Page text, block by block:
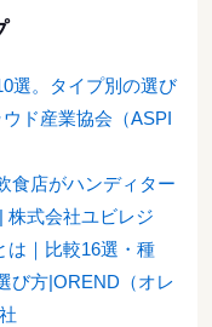
選。タイプ別の選び
ド産業協会（ASPI
食店がハンディター
株式会社ユビレジ
は｜比較16選・種
び方|OREND（オレ